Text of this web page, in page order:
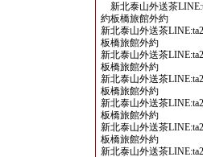
新北泰山外送茶
約板橋旅館外約
新北泰山外送茶
板橋旅館外約
新北泰山外送茶
板橋旅館外約
新北泰山外送茶
板橋旅館外約
新北泰山外送茶
板橋旅館外約
新北泰山外送茶
板橋旅館外約
新北泰山外送茶